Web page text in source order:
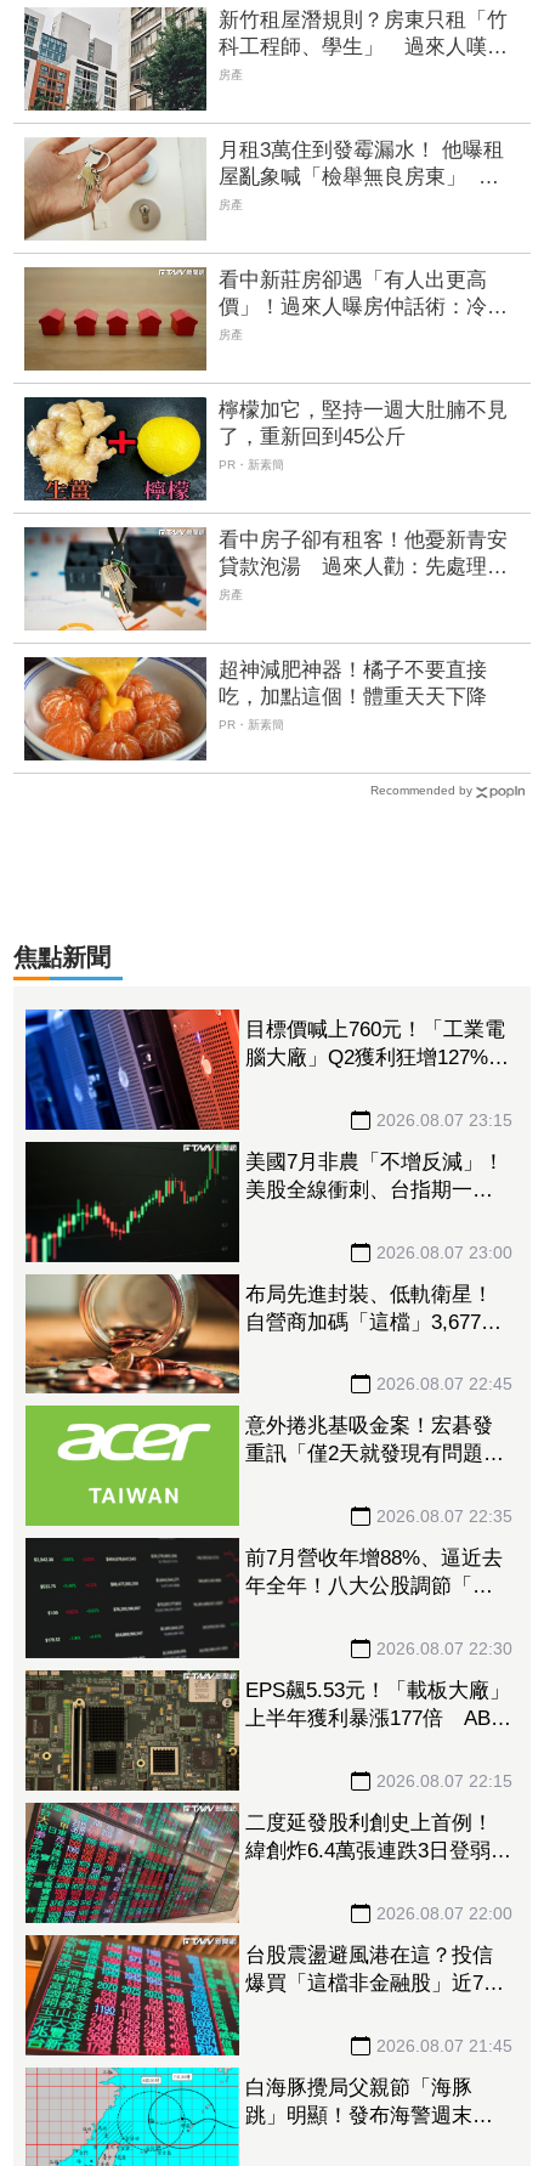
新竹租屋潛規則？房東只租「竹
科工程師、學生」 過來人嘆：
租霸太多造成的
房產
月租3萬住到發霉漏水！ 他曝租
屋亂象喊「檢舉無良房東」 網
嘆：最終仍是房客承擔
房產
看中新莊房卻遇「有人出更高
價」！過來人曝房仲話術：冷靜
別追價
房產
檸檬加它，堅持一週大肚腩不見
了，重新回到45公斤
PR・新素簡
看中房子卻有租客！他憂新青安
貸款泡湯 過來人勸：先處理租
約
房產
超神減肥神器！橘子不要直接
吃，加點這個！體重天天下降
PR・新素簡
Recommended by
焦點新聞
目標價喊上760元！「工業電
腦大廠」Q2獲利狂增127%
2026.08.07 23:15
美國7月非農「不增反減」！
美股全線衝刺、台指期一度
2026.08.07 23:00
布局先進封裝、低軌衛星！
自營商加碼「這檔」3,677萬
2026.08.07 22:45
意外捲兆基吸金案！宏碁發
重訊「僅2天就發現有問題」
2026.08.07 22:35
前7月營收年增88%、逼近去
年全年！八大公股調節「這
2026.08.07 22:30
EPS飆5.53元！「載板大廠」
上半年獲利暴漲177倍 ABF
2026.08.07 22:15
二度延發股利創史上首例！
緯創炸6.4萬張連跌3日登弱勢
2026.08.07 22:00
台股震盪避風港在這？投信
爆買「這檔非金融股」近7千
2026.08.07 21:45
白海豚攪局父親節「海豚
跳」明顯！發布海警週末影